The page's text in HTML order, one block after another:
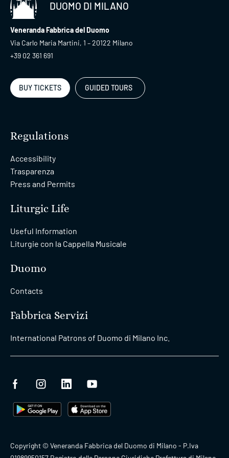
DUOMO DI MILANO
Veneranda Fabbrica del Duomo
Via Carlo Maria Martini, 1 – 20122 Milano
+39 02 361 691
BUY TICKETS GUIDED TOURS
Regulations
Accessibility
Trasparenza
Press and Permits
Liturgic Life
Useful Information
Liturgie con la Cappella Musicale
Duomo
Contacts
Fabbrica Servizi
International Patrons of Duomo di Milano Inc.
Copyright © Veneranda Fabbrica del Duomo di Milano - P.Iva